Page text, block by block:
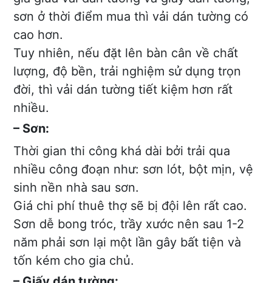
sơn ở thời điểm mua thì vải dán tường có
cao hơn.
Tuy nhiên, nếu đặt lên bàn cân về chất
lượng, độ bền, trải nghiệm sử dụng trọn
đời, thì vải dán tường tiết kiệm hơn rất
nhiều.
– Sơn:
Thời gian thi công khá dài bởi trải qua
nhiều công đoạn như: sơn lót, bột mịn, vệ
sinh nền nhà sau sơn.
Giá chi phí thuê thợ sẽ bị đội lên rất cao.
Sơn dễ bong tróc, trầy xước nên sau 1-2
năm phải sơn lại một lần gây bất tiện và
tốn kém cho gia chủ.